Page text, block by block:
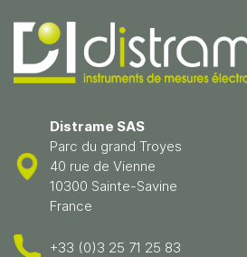
Distrame SAS
Parc du grand Troyes
40 rue de Vienne
10300 Sainte-Savine
France
+33 (0)3 25 71 25 83